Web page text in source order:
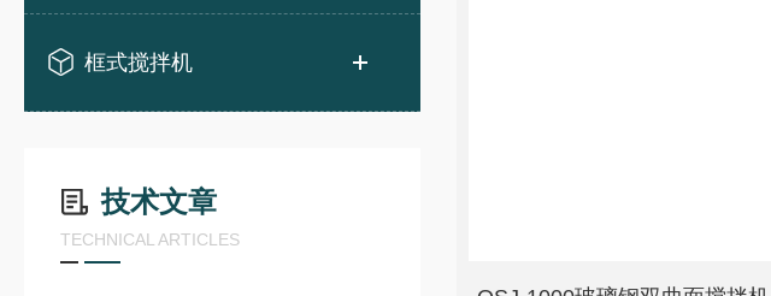
框式搅拌机
技术文章
TECHNICAL ARTICLES